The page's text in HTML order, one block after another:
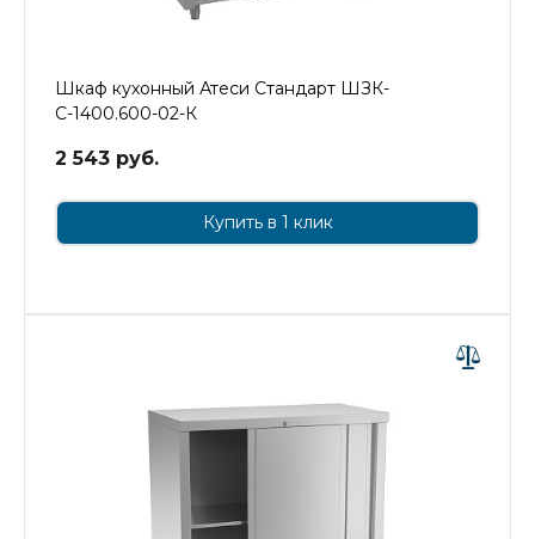
Шкаф кухонный Атеси Стандарт ШЗК-
С-1400.600-02-К
2 543 руб.
Купить в 1 клик